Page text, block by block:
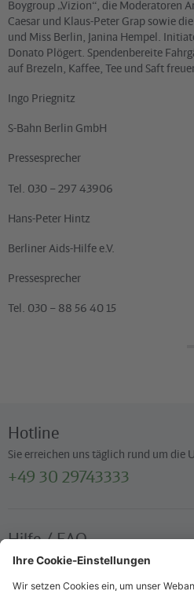
Boygroup „Vizion“, die Moderatoren
Caesar und Klaus-Peter Grap sowie
und Miss Berlin, Janina Hempel.
Donato Plögert. Spendenbereite
auf Brezeln, Kaffee, Tee und Saft
Ingo Priegnitz
S-Bahn Berlin GmbH
Pressesprecher
Tel. 030 – 297 43906
Hans-Peter Hintz
Berliner Aids-Hilfe e.V.
Pressesprecher
Tel. 030 – 88 56 40 15
Hotline
Sie erreichen uns täglich rund um die
+49 30 29743333
Hilfe / FAQ
Die wichtigsten Antworten und